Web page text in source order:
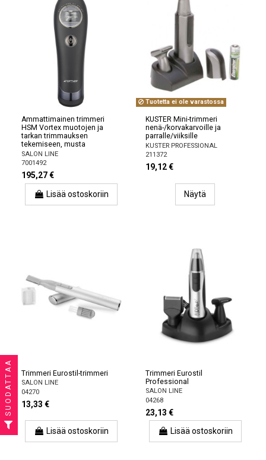
Ammattimainen trimmeri
HSM Vortex muotojen ja
tarkan trimmauksen
tekemiseen, musta
SALON LINE
7001492
195,27 €
Lisää ostoskoriin
Tuotetta ei ole varastossa
KUSTER Mini-trimmeri
nenä-/korvakarvoille ja
parralle/viiksille
KUSTER PROFESSIONAL
211372
19,12 €
Näytä
Trimmeri Eurostil-trimmeri
SALON LINE
04270
13,33 €
Lisää ostoskoriin
Trimmeri Eurostil
Professional
SALON LINE
04268
23,13 €
Lisää ostoskoriin
SUODATTAA